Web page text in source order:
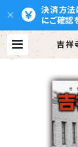
決済方法
にご確認
吉祥